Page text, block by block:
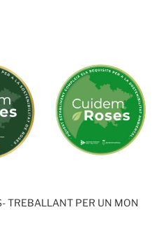
TREBALLANT PER UN MON